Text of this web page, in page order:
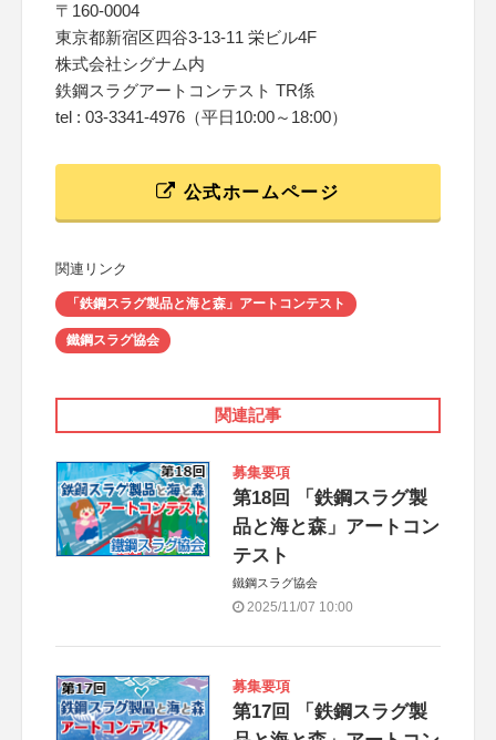
〒160-0004
東京都新宿区四谷3-13-11 栄ビル4F
株式会社シグナム内
鉄鋼スラグアートコンテスト TR係
tel : 03-3341-4976（平日10:00～18:00）
公式ホームページ
関連リンク
「鉄鋼スラグ製品と海と森」アートコンテスト
鐵鋼スラグ協会
関連記事
募集要項
第18回 「鉄鋼スラグ製
品と海と森」アートコン
テスト
鐵鋼スラグ協会
2025/11/07 10:00
募集要項
第17回 「鉄鋼スラグ製